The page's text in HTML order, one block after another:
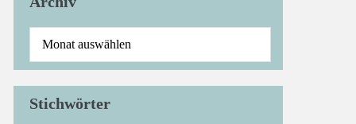
Stichwörter